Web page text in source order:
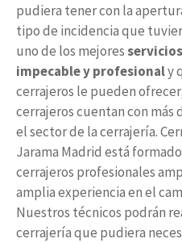
pudiera tener con la
tipo de incidencia que
uno de los mejores
impecable y profesionaly
cerrajeros le pueden
cerrajeros cuentan con más
el sector de la cerrajería.
Jarama Madrid está
cerrajeros profesionales
amplia experiencia en el
Nuestros técnicos podrán
cerrajería que pudiera